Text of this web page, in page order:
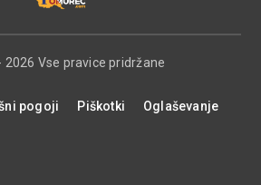
Vse pravice pridržane
pogoji Piškotki Oglaševanje